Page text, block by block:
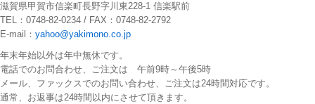
滋賀県甲賀市信楽町長野字川東228-1 信楽駅前
TEL：0748-82-0234 / FAX：0748-82-2792
E-mail： yahoo@yakimono.co.jp
年末年始以外は年中無休です。
電話でのお問合わせ、ご注文は 午前9時～午後5時
メール、ファックスでのお問い合わせ、ご注文は24時間対応です。
通常、お返事は24時間以内にさせて頂きます。